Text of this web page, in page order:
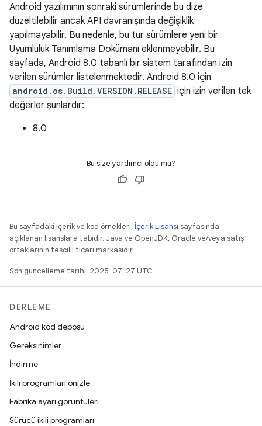
Android yazılımının sonraki sürümlerinde bu dize
düzeltilebilir ancak API davranışında değişiklik
yapılmayabilir. Bu nedenle, bu tür sürümlere yeni bir
Uyumluluk Tanımlama Dokümanı eklenmeyebilir. Bu
sayfada, Android 8.0 tabanlı bir sistem tarafından izin
verilen sürümler listelenmektedir. Android 8.0 için
android.os.Build.VERSION.RELEASE için izin verilen tek
değerler şunlardır:
8.0
Bu size yardımcı oldu mu?
Bu sayfadaki içerik ve kod örnekleri, İçerik Lisansı sayfasında
açıklanan lisanslara tabidir. Java ve OpenJDK, Oracle ve/veya satış
ortaklarının tescilli ticari markasıdır.
Son güncelleme tarihi: 2025-07-27 UTC.
DERLEME
Android kod deposu
Gereksinimler
İndirme
İkili programları önizle
Fabrika ayarı görüntüleri
Sürücü ikili programları